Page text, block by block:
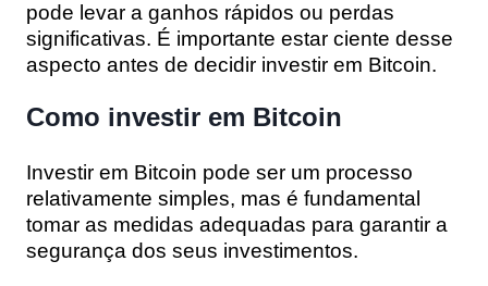
pode levar a ganhos rápidos ou perdas
significativas. É importante estar ciente desse
aspecto antes de decidir investir em Bitcoin.
Como investir em Bitcoin
Investir em Bitcoin pode ser um processo
relativamente simples, mas é fundamental
tomar as medidas adequadas para garantir a
segurança dos seus investimentos.